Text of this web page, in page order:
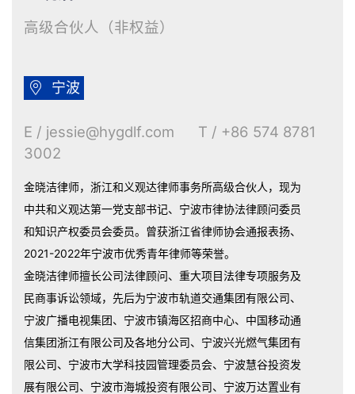
高级合伙人（非权益）
 宁波
E / jessie@hygdlf.com T / +86 574 8781
3002
金晓洁律师，浙江和义观达律师事务所高级合伙人，现为
中共和义观达第一党支部书记、宁波市律协法律顾问委员
和知识产权委员会委员。曾获浙江省律师协会通报表扬、
2021-2022年宁波市优秀青年律师等荣誉。
金晓洁律师擅长公司法律顾问、重大项目法律专项服务及
民商事诉讼领域，先后为宁波市轨道交通集团有限公司、
宁波广播电视集团、宁波市镇海区招商中心、中国移动通
信集团浙江有限公司及各地分公司、宁波兴光燃气集团有
限公司、宁波市大学科技园管理委员会、宁波慧谷投资发
展有限公司、宁波市海城投资有限公司、宁波万达置业有